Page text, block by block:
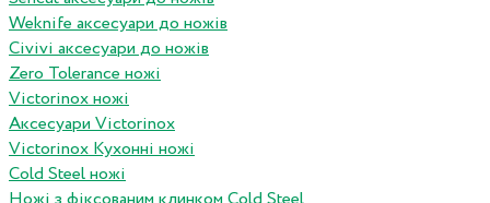
Weknife аксесуари до ножів
Civivi аксесуари до ножів
Zero Tolerance ножі
Victorinox ножі
Аксесуари Victorinox
Victorinox Кухонні ножі
Cold Steel ножі